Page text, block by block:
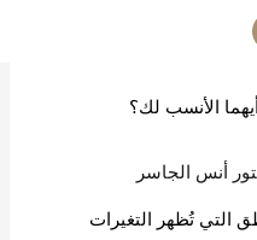
أنس الجاسر
التي تُظهر التغيرات